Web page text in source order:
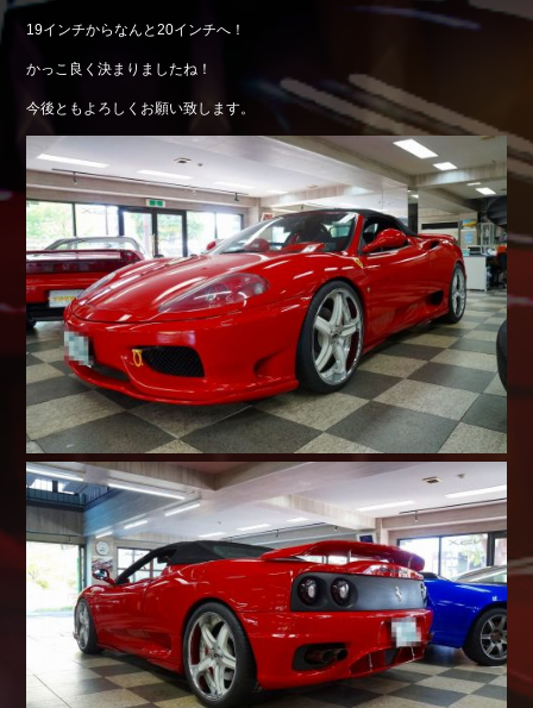
Trade in
買取査定
Blog
Shop info.
店舗紹介
Company
会社概要
19インチからなんと20インチへ！
かっこ良く決まりましたね！
今後ともよろしくお願い致します。